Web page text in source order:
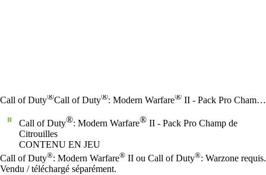
Call of Duty®Call of Duty®: Modern Warfare® II - Pack Pro Champ de Citrouilles
Call of Duty®: Modern Warfare® II - Pack Pro Champ de
Citrouilles
CONTENU EN JEU
Prix
Available actions
Call of Duty®: Modern Warfare® II ou Call of Duty®: Warzone requis.
Vendu / téléchargé séparément.